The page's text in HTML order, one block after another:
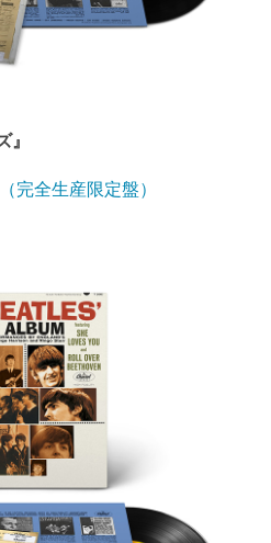
』
完全生産限定盤）